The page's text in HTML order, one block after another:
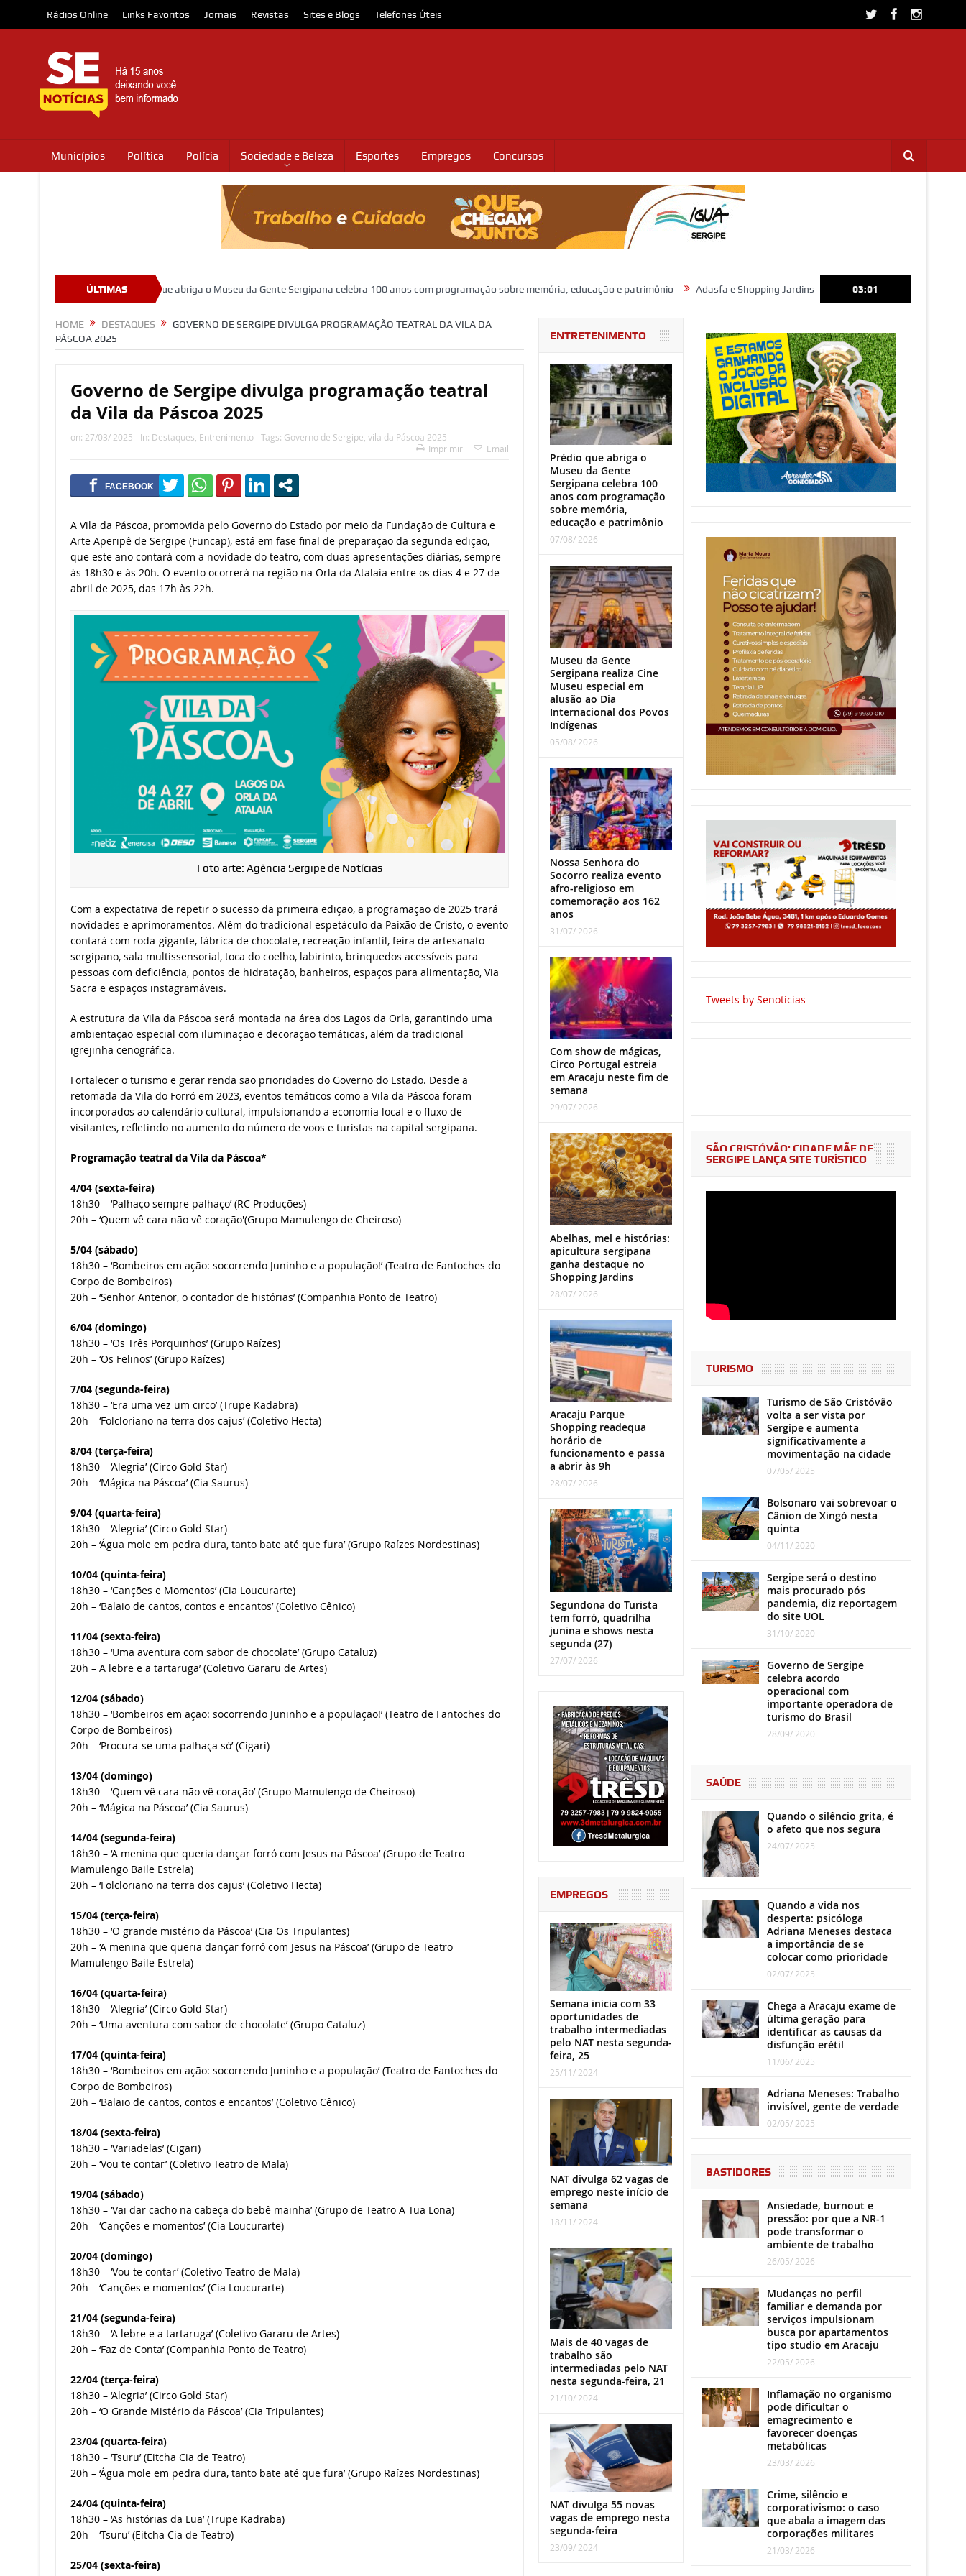
Rádios Online Links Favoritos Jornais Revistas Sites e Blogs Telefones Úteis
Municípios Política Polícia Sociedade e Beleza Esportes Empregos Concursos
ÚLTIMAS
Prédio que abriga o Museu da Gente Sergipana celebra 100 anos com programação sobre memória, educação e patrimônio Adasfa e Shopping Jardins promovem ação de adoção animal neste
03:01
HOME DESTAQUES
GOVERNO DE SERGIPE DIVULGA PROGRAMAÇÃO TEATRAL DA VILA DA
PÁSCOA 2025
Governo de Sergipe divulga programação teatral
da Vila da Páscoa 2025
on: 27/03/ 2025 In: Destaques Entrenimento Tags: Governo de Sergipe vila da Páscoa 2025
Imprimir
Email
A Vila da Páscoa, promovida pelo Governo do Estado por meio da Fundação de Cultura e
Arte Aperipê de Sergipe (Funcap), está em fase final de preparação da segunda edição,
que este ano contará com a novidade do teatro, com duas apresentações diárias, sempre
às 18h30 e às 20h. O evento ocorrerá na região na Orla da Atalaia entre os dias 4 e 27 de
abril de 2025, das 17h às 22h.
Foto arte: Agência Sergipe de Notícias
Com a expectativa de repetir o sucesso da primeira edição, a programação de 2025 trará
novidades e aprimoramentos. Além do tradicional espetáculo da Paixão de Cristo, o evento
contará com roda-gigante, fábrica de chocolate, recreação infantil, feira de artesanato
sergipano, sala multissensorial, toca do coelho, labirinto, brinquedos acessíveis para
pessoas com deficiência, pontos de hidratação, banheiros, espaços para alimentação, Via
Sacra e espaços instagramáveis.
A estrutura da Vila da Páscoa será montada na área dos Lagos da Orla, garantindo uma
ambientação especial com iluminação e decoração temáticas, além da tradicional
igrejinha cenográfica.
Fortalecer o turismo e gerar renda são prioridades do Governo do Estado. Desde a
retomada da Vila do Forró em 2023, eventos temáticos como a Vila da Páscoa foram
incorporados ao calendário cultural, impulsionando a economia local e o fluxo de
visitantes, refletindo no aumento do número de voos e turistas na capital sergipana.
Programação teatral da Vila da Páscoa*
4/04 (sexta-feira)
18h30 – ‘Palhaço sempre palhaço’ (RC Produções)
20h – ‘Quem vê cara não vê coração'(Grupo Mamulengo de Cheiroso)
5/04 (sábado)
18h30 – ‘Bombeiros em ação: socorrendo Juninho e a população!’ (Teatro de Fantoches do
Corpo de Bombeiros)
20h – ‘Senhor Antenor, o contador de histórias’ (Companhia Ponto de Teatro)
6/04 (domingo)
18h30 – ‘Os Três Porquinhos’ (Grupo Raízes)
20h – ‘Os Felinos’ (Grupo Raízes)
7/04 (segunda-feira)
18h30 – ‘Era uma vez um circo’ (Trupe Kadabra)
20h – ‘Folcloriano na terra dos cajus’ (Coletivo Hecta)
8/04 (terça-feira)
18h30 – ‘Alegria’ (Circo Gold Star)
20h – ‘Mágica na Páscoa’ (Cia Saurus)
9/04 (quarta-feira)
18h30 – ‘Alegria’ (Circo Gold Star)
20h – ‘Água mole em pedra dura, tanto bate até que fura’ (Grupo Raízes Nordestinas)
10/04 (quinta-feira)
18h30 – ‘Canções e Momentos’ (Cia Loucurarte)
20h – ‘Balaio de cantos, contos e encantos’ (Coletivo Cênico)
11/04 (sexta-feira)
18h30 – ‘Uma aventura com sabor de chocolate’ (Grupo Cataluz)
20h – A lebre e a tartaruga’ (Coletivo Gararu de Artes)
12/04 (sábado)
18h30 – ‘Bombeiros em ação: socorrendo Juninho e a população!’ (Teatro de Fantoches do
Corpo de Bombeiros)
20h – ‘Procura-se uma palhaça só’ (Cigari)
13/04 (domingo)
18h30 – ‘Quem vê cara não vê coração’ (Grupo Mamulengo de Cheiroso)
20h – ‘Mágica na Páscoa’ (Cia Saurus)
14/04 (segunda-feira)
18h30 – ‘A menina que queria dançar forró com Jesus na Páscoa’ (Grupo de Teatro
Mamulengo Baile Estrela)
20h – ‘Folcloriano na terra dos cajus’ (Coletivo Hecta)
15/04 (terça-feira)
18h30 – ‘O grande mistério da Páscoa’ (Cia Os Tripulantes)
20h – ‘A menina que queria dançar forró com Jesus na Páscoa’ (Grupo de Teatro
Mamulengo Baile Estrela)
16/04 (quarta-feira)
18h30 – ‘Alegria’ (Circo Gold Star)
20h – ‘Uma aventura com sabor de chocolate’ (Grupo Cataluz)
17/04 (quinta-feira)
18h30 – ‘Bombeiros em ação: socorrendo Juninho e a população’ (Teatro de Fantoches do
Corpo de Bombeiros)
20h – ‘Balaio de cantos, contos e encantos’ (Coletivo Cênico)
18/04 (sexta-feira)
18h30 – ‘Variadelas’ (Cigari)
20h – ‘Vou te contar’ (Coletivo Teatro de Mala)
19/04 (sábado)
18h30 – ‘Vai dar cacho na cabeça do bebê mainha’ (Grupo de Teatro A Tua Lona)
20h – ‘Canções e momentos’ (Cia Loucurarte)
20/04 (domingo)
18h30 – ‘Vou te contar’ (Coletivo Teatro de Mala)
20h – ‘Canções e momentos’ (Cia Loucurarte)
21/04 (segunda-feira)
18h30 – ‘A lebre e a tartaruga’ (Coletivo Gararu de Artes)
20h – ‘Faz de Conta’ (Companhia Ponto de Teatro)
22/04 (terça-feira)
18h30 – ‘Alegria’ (Circo Gold Star)
20h – ‘O Grande Mistério da Páscoa’ (Cia Tripulantes)
23/04 (quarta-feira)
18h30 – ‘Tsuru’ (Eitcha Cia de Teatro)
20h – ‘Água mole em pedra dura, tanto bate até que fura’ (Grupo Raízes Nordestinas)
24/04 (quinta-feira)
18h30 – ‘As histórias da Lua’ (Trupe Kadraba)
20h – ‘Tsuru’ (Eitcha Cia de Teatro)
25/04 (sexta-feira)
ENTRETENIMENTO
Prédio que abriga o
Museu da Gente
Sergipana celebra 100
anos com programação
sobre memória,
educação e patrimônio
07/08/ 2026
Museu da Gente
Sergipana realiza Cine
Museu especial em
alusão ao Dia
Internacional dos Povos
Indígenas
05/08/ 2026
Nossa Senhora do
Socorro realiza evento
afro-religioso em
comemoração aos 162
anos
31/07/ 2026
Com show de mágicas,
Circo Portugal estreia
em Aracaju neste fim de
semana
29/07/ 2026
Abelhas, mel e histórias:
apicultura sergipana
ganha destaque no
Shopping Jardins
28/07/ 2026
Aracaju Parque
Shopping readequa
horário de
funcionamento e passa
a abrir às 9h
28/07/ 2026
Segundona do Turista
tem forró, quadrilha
junina e shows nesta
segunda (27)
27/07/ 2026
EMPREGOS
Semana inicia com 33
oportunidades de
trabalho intermediadas
pelo NAT nesta segunda-
feira, 25
25/11/ 2024
NAT divulga 62 vagas de
emprego neste início de
semana
18/11/ 2024
Mais de 40 vagas de
trabalho são
intermediadas pelo NAT
nesta segunda-feira, 21
21/10/ 2024
NAT divulga 55 novas
vagas de emprego nesta
segunda-feira
23/09/ 2024
Tweets by Senoticias
SÃO CRISTÓVÃO: CIDADE MÃE DE
SERGIPE LANÇA SITE TURÍSTICO
TURISMO
Turismo de São Cristóvão
volta a ser vista por
Sergipe e aumenta
significativamente a
movimentação na cidade
07/05/ 2025
Bolsonaro vai sobrevoar o
Cânion de Xingó nesta
quinta
04/11/ 2020
Sergipe será o destino
mais procurado pós
pandemia, diz reportagem
do site UOL
31/10/ 2020
Governo de Sergipe
celebra acordo
operacional com
importante operadora de
turismo do Brasil
28/09/ 2020
SAÚDE
Quando o silêncio grita, é
o afeto que nos segura
24/07/ 2025
Quando a vida nos
desperta: psicóloga
Adriana Meneses destaca
a importância de se
colocar como prioridade
02/07/ 2025
Chega a Aracaju exame de
última geração para
identificar as causas da
disfunção erétil
11/06/ 2025
Adriana Meneses: Trabalho
invisível, gente de verdade
02/05/ 2025
BASTIDORES
Ansiedade, burnout e
pressão: por que a NR-1
pode transformar o
ambiente de trabalho
26/05/ 2026
Mudanças no perfil
familiar e demanda por
serviços impulsionam
busca por apartamentos
tipo studio em Aracaju
22/05/ 2026
Inflamação no organismo
pode dificultar o
emagrecimento e
favorecer doenças
metabólicas
23/03/ 2026
Crime, silêncio e
corporativismo: o caso
que abala a imagem das
corporações militares
21/03/ 2026